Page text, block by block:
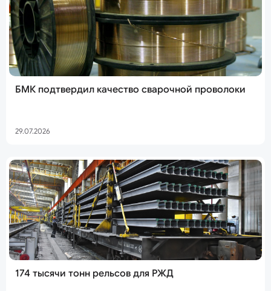
БМК подтвердил качество сварочной проволоки
29.07.2026
174 тысячи тонн рельсов для РЖД